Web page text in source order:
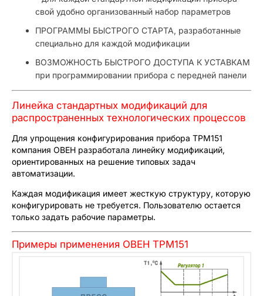
свой удобно организованный набор параметров
ПРОГРАММЫ БЫСТРОГО СТАРТА, разработанные
специально для каждой модификации
ВОЗМОЖНОСТЬ БЫСТРОГО ДОСТУПА К УСТАВКАМ
при программировании прибора с передней панели
Линейка стандартных модификаций для
распространенных технологических процессов
Для упрощения конфигурирования прибора ТРМ151
компания ОВЕН разработала линейку модификаций,
ориентированных на решение типовых задач
автоматизации.
Каждая модификация имеет жесткую структуру, которую
конфигурировать не требуется. Пользователю остается
только задать рабочие параметры.
Примеры применения ОВЕН ТРМ151